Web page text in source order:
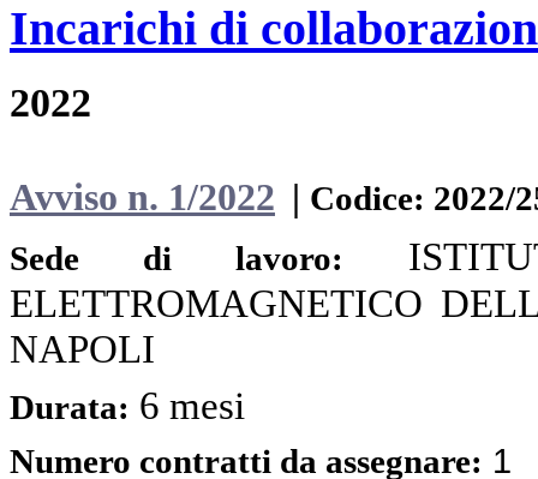
Incarichi di
2022
Avviso n. 1/2022 | Codice: 2022/
Sede di lavoro:
ELETTROMAGNETICO
NAPOLI
Durata: 6 mesi
Numero contratti da assegnare: 1